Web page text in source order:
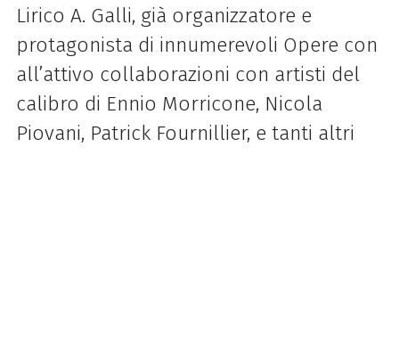
Lirico A. Galli, già organizzatore e
protagonista di innumerevoli Opere con
all’attivo collaborazioni con artisti del
calibro di Ennio Morricone, Nicola
Piovani, Patrick Fournillier, e tanti altri